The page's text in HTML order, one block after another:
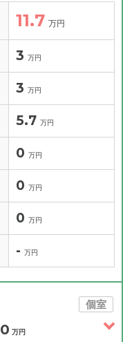
11.7 万円
3 万円
3 万円
5.7 万円
0 万円
0 万円
0 万円
- 万円
個室
0 万円